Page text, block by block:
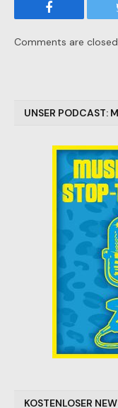
Comments are
UNSER PODCAST:
KOSTENLOSER